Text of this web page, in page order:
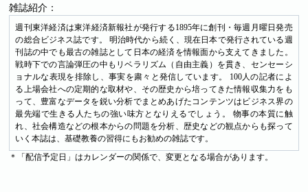
雑誌紹介：
週刊東洋経済は東洋経済新報社が発行する1895年に創刊・毎週月曜日発売
の総合ビジネス誌です。 明治時代から続く、現在日本で発行されている週
刊誌の中でも最古の雑誌として日本の経済を情報面から支えてきました。
戦時下での言論弾圧の中もリベラリズム（自由主義）を貫き、センセーシ
ョナルな表現を排除し、事実を粛々と発信しています。 100人の記者によ
る上場会社への定期的な取材や、その歴史から培ってきた情報収集力をも
って、豊富なデータを鋭い分析でまとめあげたコンテンツはビジネス界の
最先端で生きる人たちの強い味方となりえるでしょう。 物事の本質に触
れ、社会構造などの根本からの問題を分析、歴史などの観点からも探って
いく本誌は、基礎教養の習得にもお勧めの雑誌です。
＊「配信予定日」はカレンダーの関係で、変更となる場合があります。